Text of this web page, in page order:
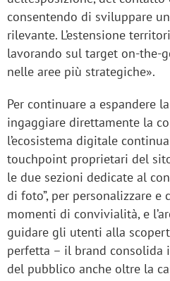
consentendo di sviluppare
rilevante. L’estensione
lavorando sul target
nelle aree più strategiche».
Per continuare a espandere
ingaggiare direttamente la
l’ecosistema digitale
touchpoint proprietari del
le due sezioni dedicate al
di foto”, per personalizzare
momenti di convivialità, e
guidare gli utenti alla
perfetta – il brand
del pubblico anche oltre la